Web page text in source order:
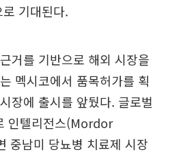
기대된다.
거를 기반으로 해외 시장을
멕시코에서 품목허가를 획
장에 출시를 앞뒀다. 글로벌
인텔리전스(Mordor
남미 당뇨병 치료제 시장